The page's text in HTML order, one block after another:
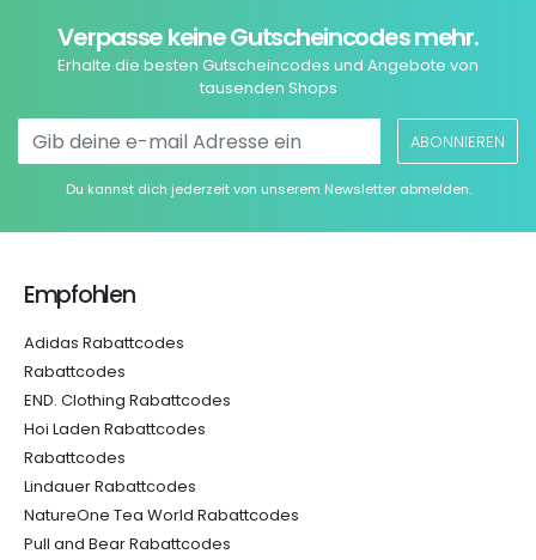
Verpasse keine Gutscheincodes mehr.
Erhalte die besten Gutscheincodes und Angebote von
tausenden Shops
ABONNIEREN
Du kannst dich jederzeit von unserem Newsletter abmelden.
Empfohlen
Adidas Rabattcodes
Rabattcodes
END. Clothing Rabattcodes
Hoi Laden Rabattcodes
Rabattcodes
Lindauer Rabattcodes
NatureOne Tea World Rabattcodes
Pull and Bear Rabattcodes